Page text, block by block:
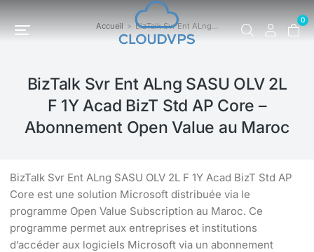
0
Vous êtes ici : Accueil BizTalk Svr Ent ALng…
BizTalk Svr Ent ALng SASU OLV 2L
F 1Y Acad BizT Std AP Core –
Abonnement Open Value au Maroc
BizTalk Svr Ent ALng SASU OLV 2L F 1Y Acad BizT Std AP
Core est une solution Microsoft distribuée via le
programme Open Value Subscription au Maroc. Ce
programme permet aux entreprises et institutions
d’accéder aux logiciels Microsoft via un abonnement